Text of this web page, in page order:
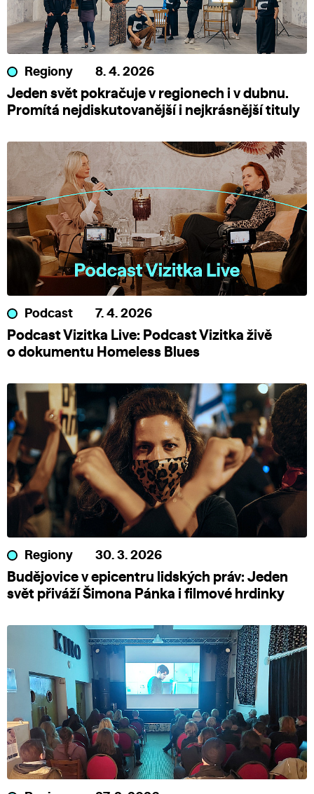
Regiony 8. 4. 2026
Jeden svět pokračuje v regionech i v dubnu.
Promítá nejdiskutovanější i nejkrásnější tituly
Podcast 7. 4. 2026
Podcast Vizitka Live: Podcast Vizitka živě
o dokumentu Homeless Blues
Regiony 30. 3. 2026
Budějovice v epicentru lidských práv: Jeden
svět přiváží Šimona Pánka i filmové hrdinky